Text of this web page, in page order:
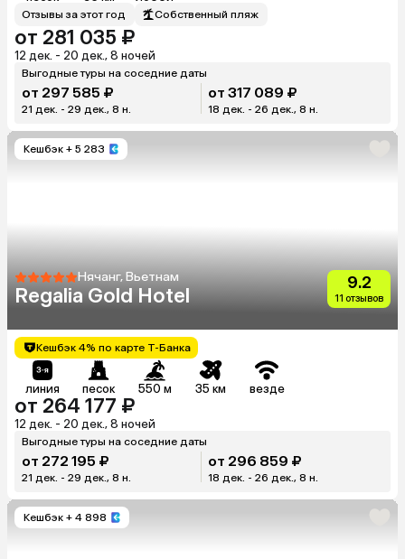
Отзывы за этот год Собственный пляж
от 281 035 ₽
12 дек. - 20 дек., 8 ночей
Выгодные туры на соседние даты
от 297 585 ₽
21 дек. - 29 дек., 8 н.
от 317 089 ₽
18 дек. - 26 дек., 8 н.
Кешбэк + 5 283
Нячанг, Вьетнам
Regalia Gold Hotel
9.2
11 отзывов
Кешбэк 4% по карте Т-Банка
линия песок 550 м 35 км везде
от 264 177 ₽
12 дек. - 20 дек., 8 ночей
Выгодные туры на соседние даты
от 272 195 ₽
21 дек. - 29 дек., 8 н.
от 296 859 ₽
18 дек. - 26 дек., 8 н.
Кешбэк + 4 898